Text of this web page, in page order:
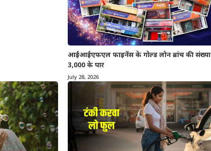
आईआईएफएल फाइनेंस के गोल्ड लोन ब्रांच की संख्या
3,000 के पार
July 28, 2026